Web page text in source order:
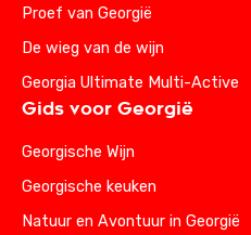
Proef van Georgië
De wieg van de wijn
Georgia Ultimate Multi-Active
Gids voor Georgië
Georgische Wijn
Georgische keuken
Natuur en Avontuur in Georgië